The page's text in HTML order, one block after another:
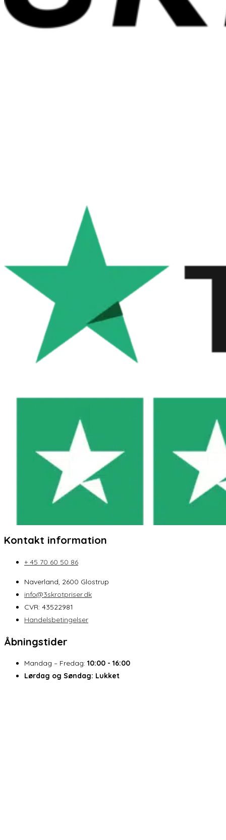
Kontakt information
+ 45 70 60 50 86
Naverland, 2600 Glostrup
info@3skrotpriser.dk
CVR: 43522981
Handelsbetingelser
Åbningstider
Mandag – Fredag: 10:00 - 16:00
Lørdag og Søndag: Lukket